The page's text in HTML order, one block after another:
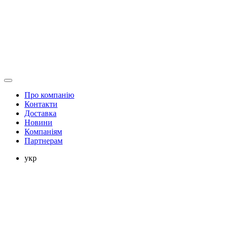
Про компанію
Контакти
Доставка
Новини
Компаніям
Партнерам
укр